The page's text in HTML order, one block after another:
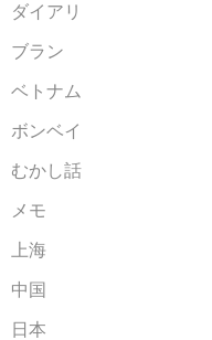
ダイアリ
ブラン
ベトナム
ボンベイ
むかし話
メモ
上海
中国
日本